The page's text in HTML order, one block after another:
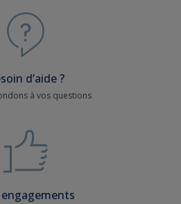
d’aide ?
à vos questions